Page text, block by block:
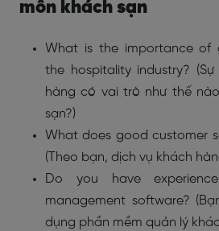
môn khách sạn
What is the importance of
the hospitality industry?
hàng có vai trò như thế
sạn?)
What does good customer
(Theo bạn, dịch vụ khách
Do you have
management software?
dụng phần mềm quản lý